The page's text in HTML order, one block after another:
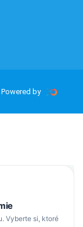
by
Vyberte si, ktoré